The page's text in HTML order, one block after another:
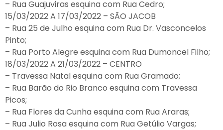
– Rua Guajuviras esquina com Rua Cedro;
15/03/2022 A 17/03/2022 – SÃO JACOB
– Rua 25 de Julho esquina com Rua Dr. Vasconcelos
Pinto;
– Rua Porto Alegre esquina com Rua Dumoncel Filho;
18/03/2022 A 21/03/2022 – CENTRO
– Travessa Natal esquina com Rua Gramado;
– Rua Barão do Rio Branco esquina com Travessa
Picos;
– Rua Flores da Cunha esquina com Rua Araras;
– Rua Julio Rosa esquina com Rua Getúlio Vargas;